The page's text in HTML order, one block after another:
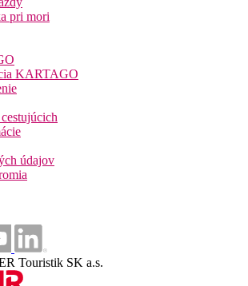
pri mori
KARTAGO
údajov
Touristik SK a.s.